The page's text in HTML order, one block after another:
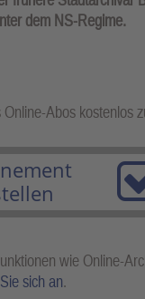
dem NS-Regime.
Abos kostenlos
wie Online-
sich an.